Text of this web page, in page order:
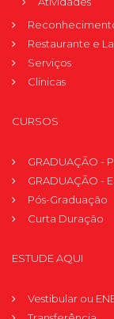
Restaurante e
Serviços
Clínicas
CURSOS
GRADUAÇÃO -
GRADUAÇÃO -
Pós-Graduação
Curta Duração
ESTUDE AQUI
Vestibular ou